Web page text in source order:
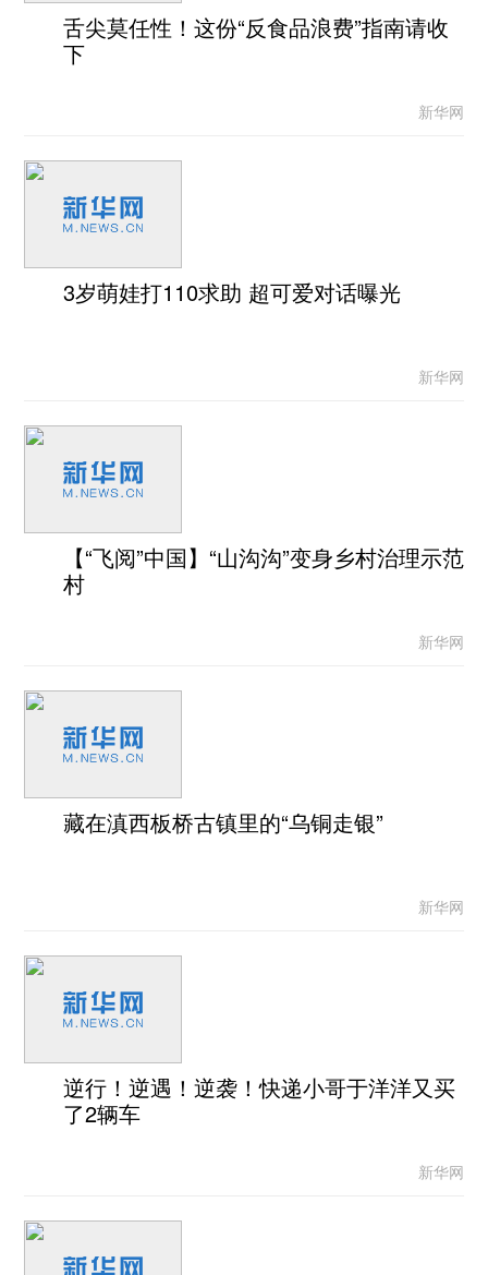
舌尖莫任性！这份“反食品浪费”指南请收
下
新华网
3岁萌娃打110求助 超可爱对话曝光
新华网
【“飞阅”中国】“山沟沟”变身乡村治理示范
村
新华网
藏在滇西板桥古镇里的“乌铜走银”
新华网
逆行！逆遇！逆袭！快递小哥于洋洋又买
了2辆车
新华网